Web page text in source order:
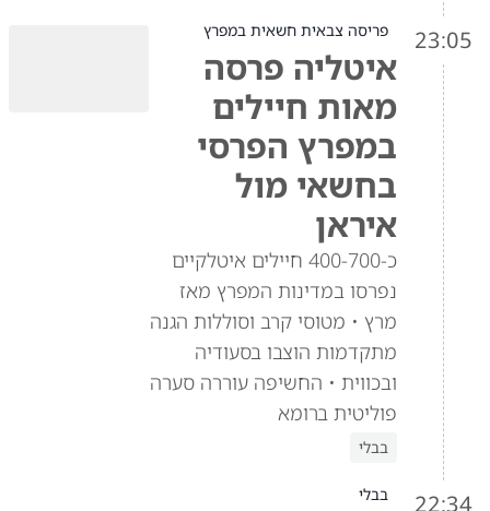
23:05 פריסה צבאית חשאית במפרץ
איטליה פרסה
מאות חיילים
במפרץ הפרסי
בחשאי מול
איראן
כ-400-700 חיילים איטלקיים
נפרסו במדינות המפרץ מאז
מרץ • מטוסי קרב וסוללות הגנה
מתקדמות הוצבו בסעודיה
ובכווית • החשיפה עוררה סערה
פוליטית ברומא
בבלי
22:34 בבלי